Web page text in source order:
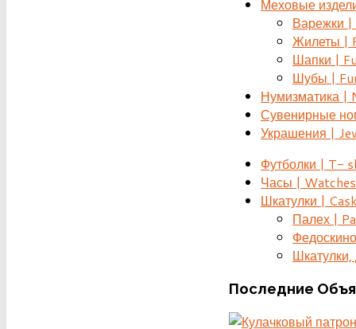
Меховые
Варежки
Жилеты |
Шапки |
Шубы |
Нумизматика |
Сувенирные
Украшения |
Футболки | T-
Часы | Watches
Шкатулки |
Палех |
Последние